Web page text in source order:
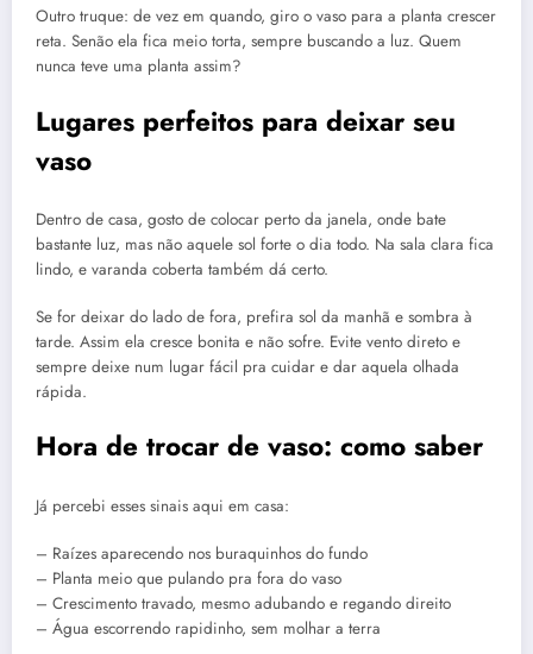
Outro truque: de vez em quando, giro o vaso para a planta crescer
reta. Senão ela fica meio torta, sempre buscando a luz. Quem
nunca teve uma planta assim?
Lugares perfeitos para deixar seu
vaso
Dentro de casa, gosto de colocar perto da janela, onde bate
bastante luz, mas não aquele sol forte o dia todo. Na sala clara fica
lindo, e varanda coberta também dá certo.
Se for deixar do lado de fora, prefira sol da manhã e sombra à
tarde. Assim ela cresce bonita e não sofre. Evite vento direto e
sempre deixe num lugar fácil pra cuidar e dar aquela olhada
rápida.
Hora de trocar de vaso: como saber
Já percebi esses sinais aqui em casa:
– Raízes aparecendo nos buraquinhos do fundo
– Planta meio que pulando pra fora do vaso
– Crescimento travado, mesmo adubando e regando direito
– Água escorrendo rapidinho, sem molhar a terra